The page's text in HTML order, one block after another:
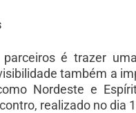
é trazer
também a
Nordeste e
realizado no dia